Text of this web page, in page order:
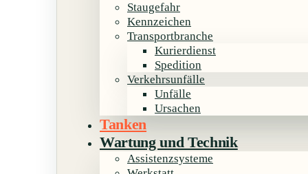
Staugefahr
Kennzeichen
Transportbranche
Kurierdienst
Spedition
Verkehrsunfälle
Unfälle
Ursachen
Tanken
Wartung und Technik
Assistenzsysteme